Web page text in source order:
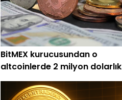
BitMEX kurucusundan o
altcoinlerde 2 milyon dolarlık
alım